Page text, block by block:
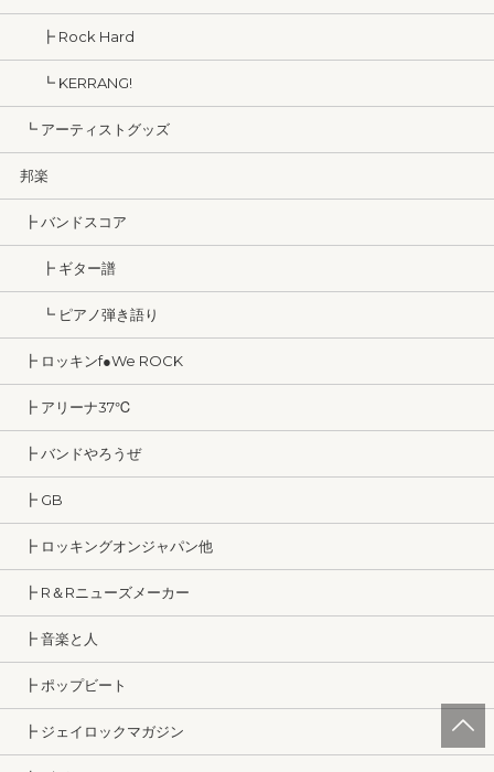
┣ Rock Hard
┗ KERRANG!
┗ アーティストグッズ
邦楽
┣ バンドスコア
┣ ギター譜
┗ ピアノ弾き語り
┣ ロッキンf●We ROCK
┣ アリーナ37℃
┣ バンドやろうぜ
┣ GB
┣ ロッキングオンジャパン他
┣ R＆Rニューズメーカー
┣ 音楽と人
┣ ポップビート
┣ ジェイロックマガジン